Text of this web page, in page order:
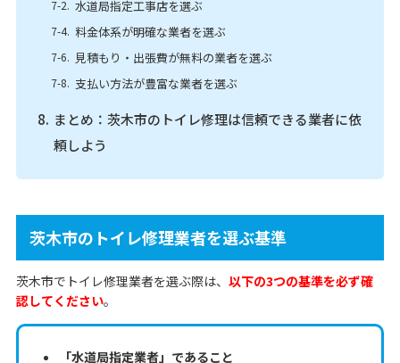
水道局指定工事店を選ぶ
料金体系が明確な業者を選ぶ
見積もり・出張費が無料の業者を選ぶ
支払い方法が豊富な業者を選ぶ
まとめ：茨木市のトイレ修理は信頼できる業者に依
頼しよう
茨木市のトイレ修理業者を選ぶ基準
茨木市でトイレ修理業者を選ぶ際は、 以下の3つの基準を必ず確
認してください。
「水道局指定業者」であること